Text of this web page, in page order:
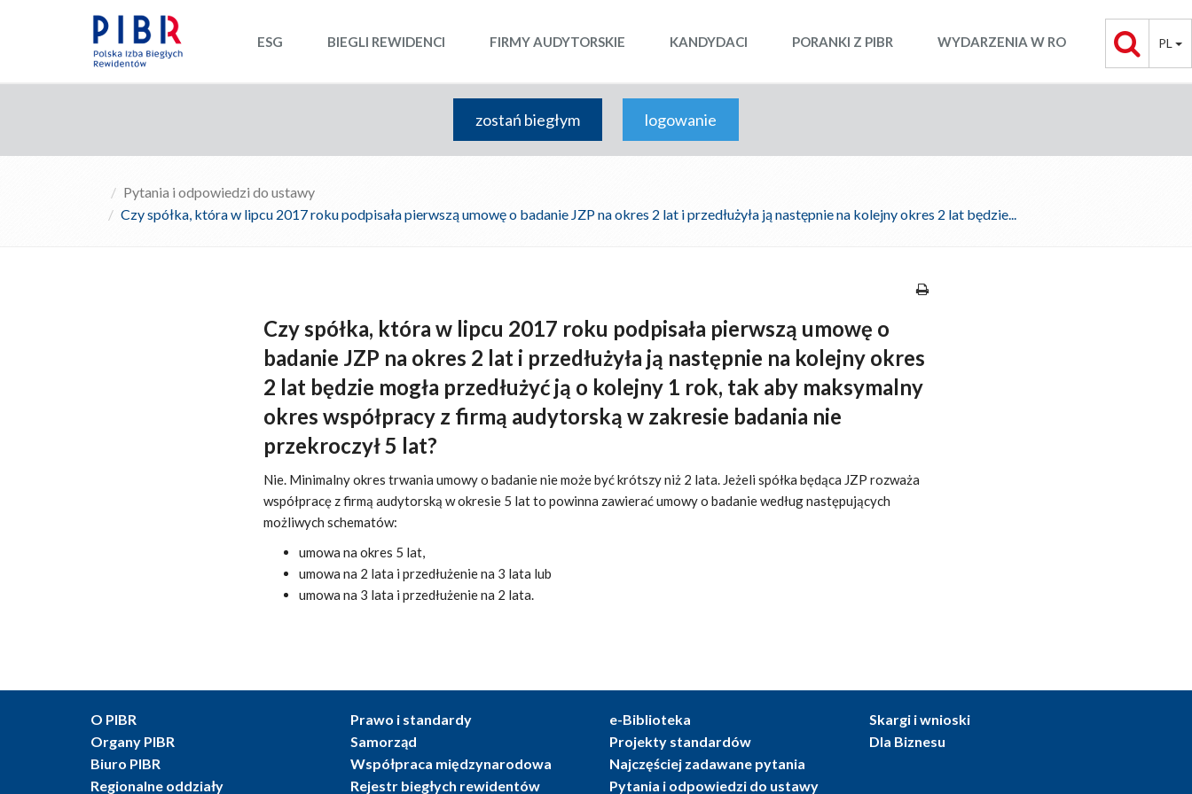
PL
ESG BIEGLI REWIDENCI FIRMY AUDYTORSKIE KANDYDACI PORANKI Z PIBR WYDARZENIA W RO
zostań biegłym logowanie
Pytania i odpowiedzi do ustawy
Czy spółka, która w lipcu 2017 roku podpisała pierwszą umowę o badanie JZP na okres 2 lat i przedłużyła ją następnie na kolejny okres 2 lat będzie...
Czy spółka, która w lipcu 2017 roku podpisała pierwszą umowę o
badanie JZP na okres 2 lat i przedłużyła ją następnie na kolejny okres
2 lat będzie mogła przedłużyć ją o kolejny 1 rok, tak aby maksymalny
okres współpracy z firmą audytorską w zakresie badania nie
przekroczył 5 lat?
Nie. Minimalny okres trwania umowy o badanie nie może być krótszy niż 2 lata. Jeżeli spółka będąca JZP rozważa
współpracę z firmą audytorską w okresie 5 lat to powinna zawierać umowy o badanie według następujących
możliwych schematów:
umowa na okres 5 lat,
umowa na 2 lata i przedłużenie na 3 lata lub
umowa na 3 lata i przedłużenie na 2 lata.
O PIBR
Organy PIBR
Biuro PIBR
Regionalne oddziały
Prawo i standardy
Samorząd
Współpraca międzynarodowa
Rejestr biegłych rewidentów
e-Biblioteka
Projekty standardów
Najczęściej zadawane pytania
Pytania i odpowiedzi do ustawy
Skargi i wnioski
Dla Biznesu